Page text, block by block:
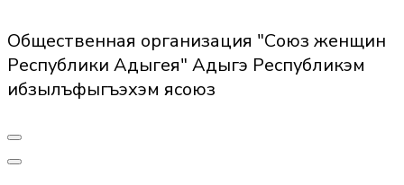
Общественная организация "Союз женщин
Республики Адыгея" Адыгэ Республикэм
ибзылъфыгъэхэм ясоюз